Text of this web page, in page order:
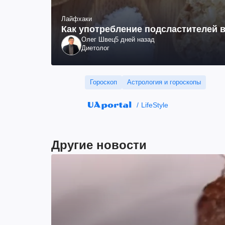
Лайфхаки
Как употребление подсластителей
Олег Швец5 дней назад
Диетолог
Гороскоп Астрология и гороскопы
LifeStyle
Другие новости